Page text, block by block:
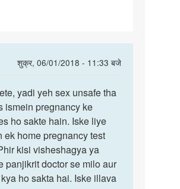
शुक्र, 06/01/2018 - 11:33 बजे
yadi yeh sex unsafe tha
ismein pregnancy ke
ho sakte hain. Iske liye
ek home pregnancy test
kisi visheshagya ya
panjikrit doctor se milo aur
ho sakta hai. Iske illava